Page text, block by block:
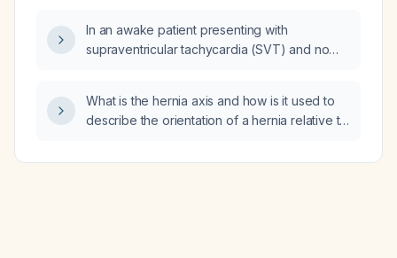
In an awake patient presenting with
supraventricular tachycardia (SVT) and no
What is the hernia axis and how is it used to
describe the orientation of a hernia relative to